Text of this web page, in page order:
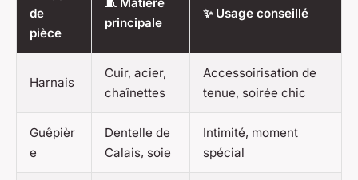
de
pièce
principale
✨ Usage conseillé
Harnais
Cuir, acier,
chaînettes
Accessoirisation de
tenue, soirée chic
Guêpièr
e
Dentelle de
Calais, soie
Intimité, moment
spécial